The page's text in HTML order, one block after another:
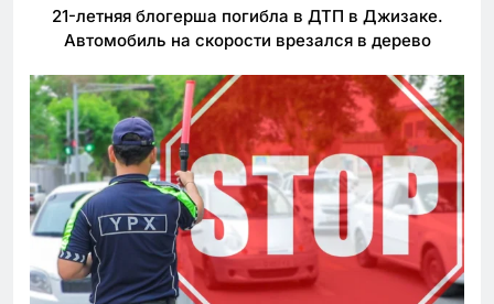
21-летняя блогерша погибла в ДТП в Джизаке.
Автомобиль на скорости врезался в дерево